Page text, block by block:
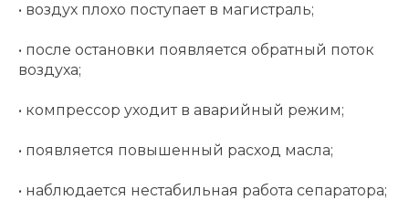
• воздух плохо поступает в магистраль;
• после остановки появляется обратный поток
воздуха;
• компрессор уходит в аварийный режим;
• появляется повышенный расход масла;
• наблюдается нестабильная работа сепаратора;